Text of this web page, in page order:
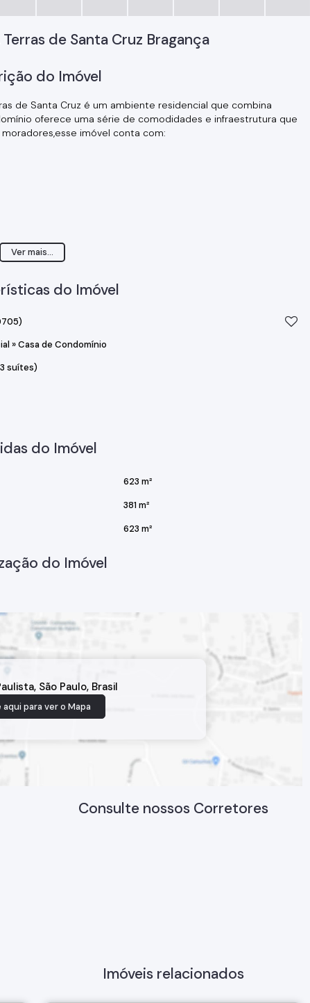
de Santa Cruz Bragança
do Imóvel
de Santa Cruz é um ambiente residencial que combina
oferece uma série de comodidades e infraestrutura que
imóvel conta com:
festas, área gourmet com churrasqueira e forno de pizza, e
um ambiente tranquilo e agradável para morar.
com fácil acesso às principais vias da cidade, facilitando o
áreas de lazer, garantindo momentos de diversão e
este condomínio tem a oferecer!
Ver mais...
do Imóvel
»Casa de Condomínio
suítes)
do Imóvel
623 m²
381 m²
623 m²
do Imóvel
, São Paulo, Brasil
aqui para ver o Mapa
Consulte nossos Corretores
Imóveis relacionados